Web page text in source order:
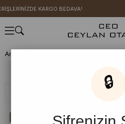
KARGO BEDAVA!
Anasayfa
Tulum
🔒